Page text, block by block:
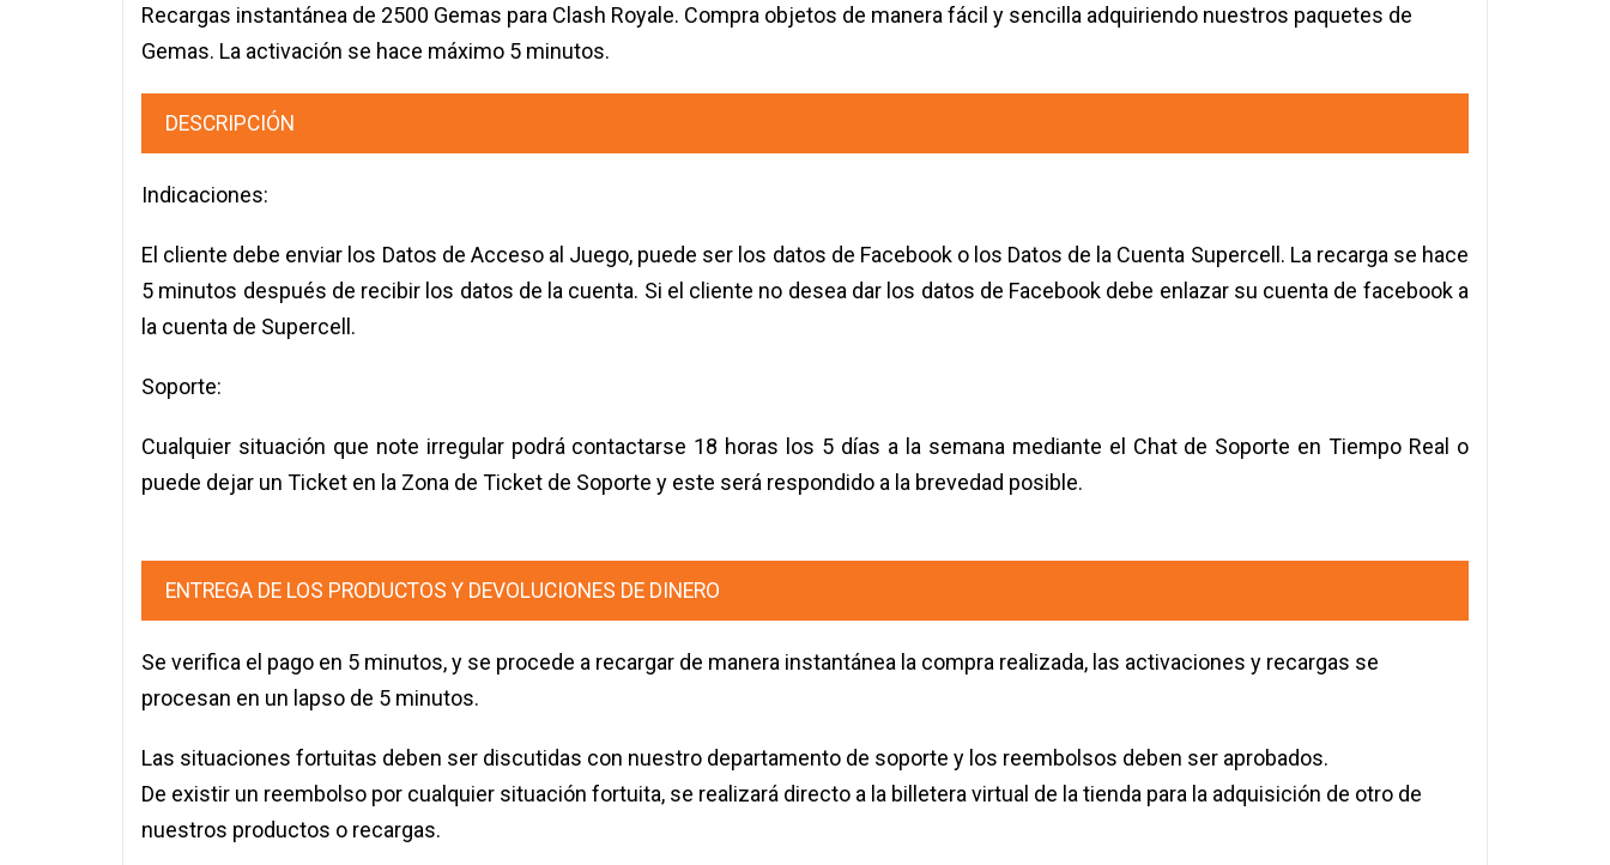
Recargas instantánea de 2500 Gemas para Clash Royale. Compra objetos de manera fácil y sencilla adquiriendo nuestros paquetes de
Gemas. La activación se hace máximo 5 minutos.
DESCRIPCIÓN
Indicaciones:
El cliente debe enviar los Datos de Acceso al Juego, puede ser los datos de Facebook o los Datos de la Cuenta Supercell. La recarga se hace
5 minutos después de recibir los datos de la cuenta. Si el cliente no desea dar los datos de Facebook debe enlazar su cuenta de facebook a
la cuenta de Supercell.
Soporte:
Cualquier situación que note irregular podrá contactarse 18 horas los 5 días a la semana mediante el Chat de Soporte en Tiempo Real o
puede dejar un Ticket en la Zona de Ticket de Soporte y este será respondido a la brevedad posible.
ENTREGA DE LOS PRODUCTOS Y DEVOLUCIONES DE DINERO
Se verifica el pago en 5 minutos, y se procede a recargar de manera instantánea la compra realizada, las activaciones y recargas se
procesan en un lapso de 5 minutos.
Las situaciones fortuitas deben ser discutidas con nuestro departamento de soporte y los reembolsos deben ser aprobados.
De existir un reembolso por cualquier situación fortuita, se realizará directo a la billetera virtual de la tienda para la adquisición de otro de
nuestros productos o recargas.